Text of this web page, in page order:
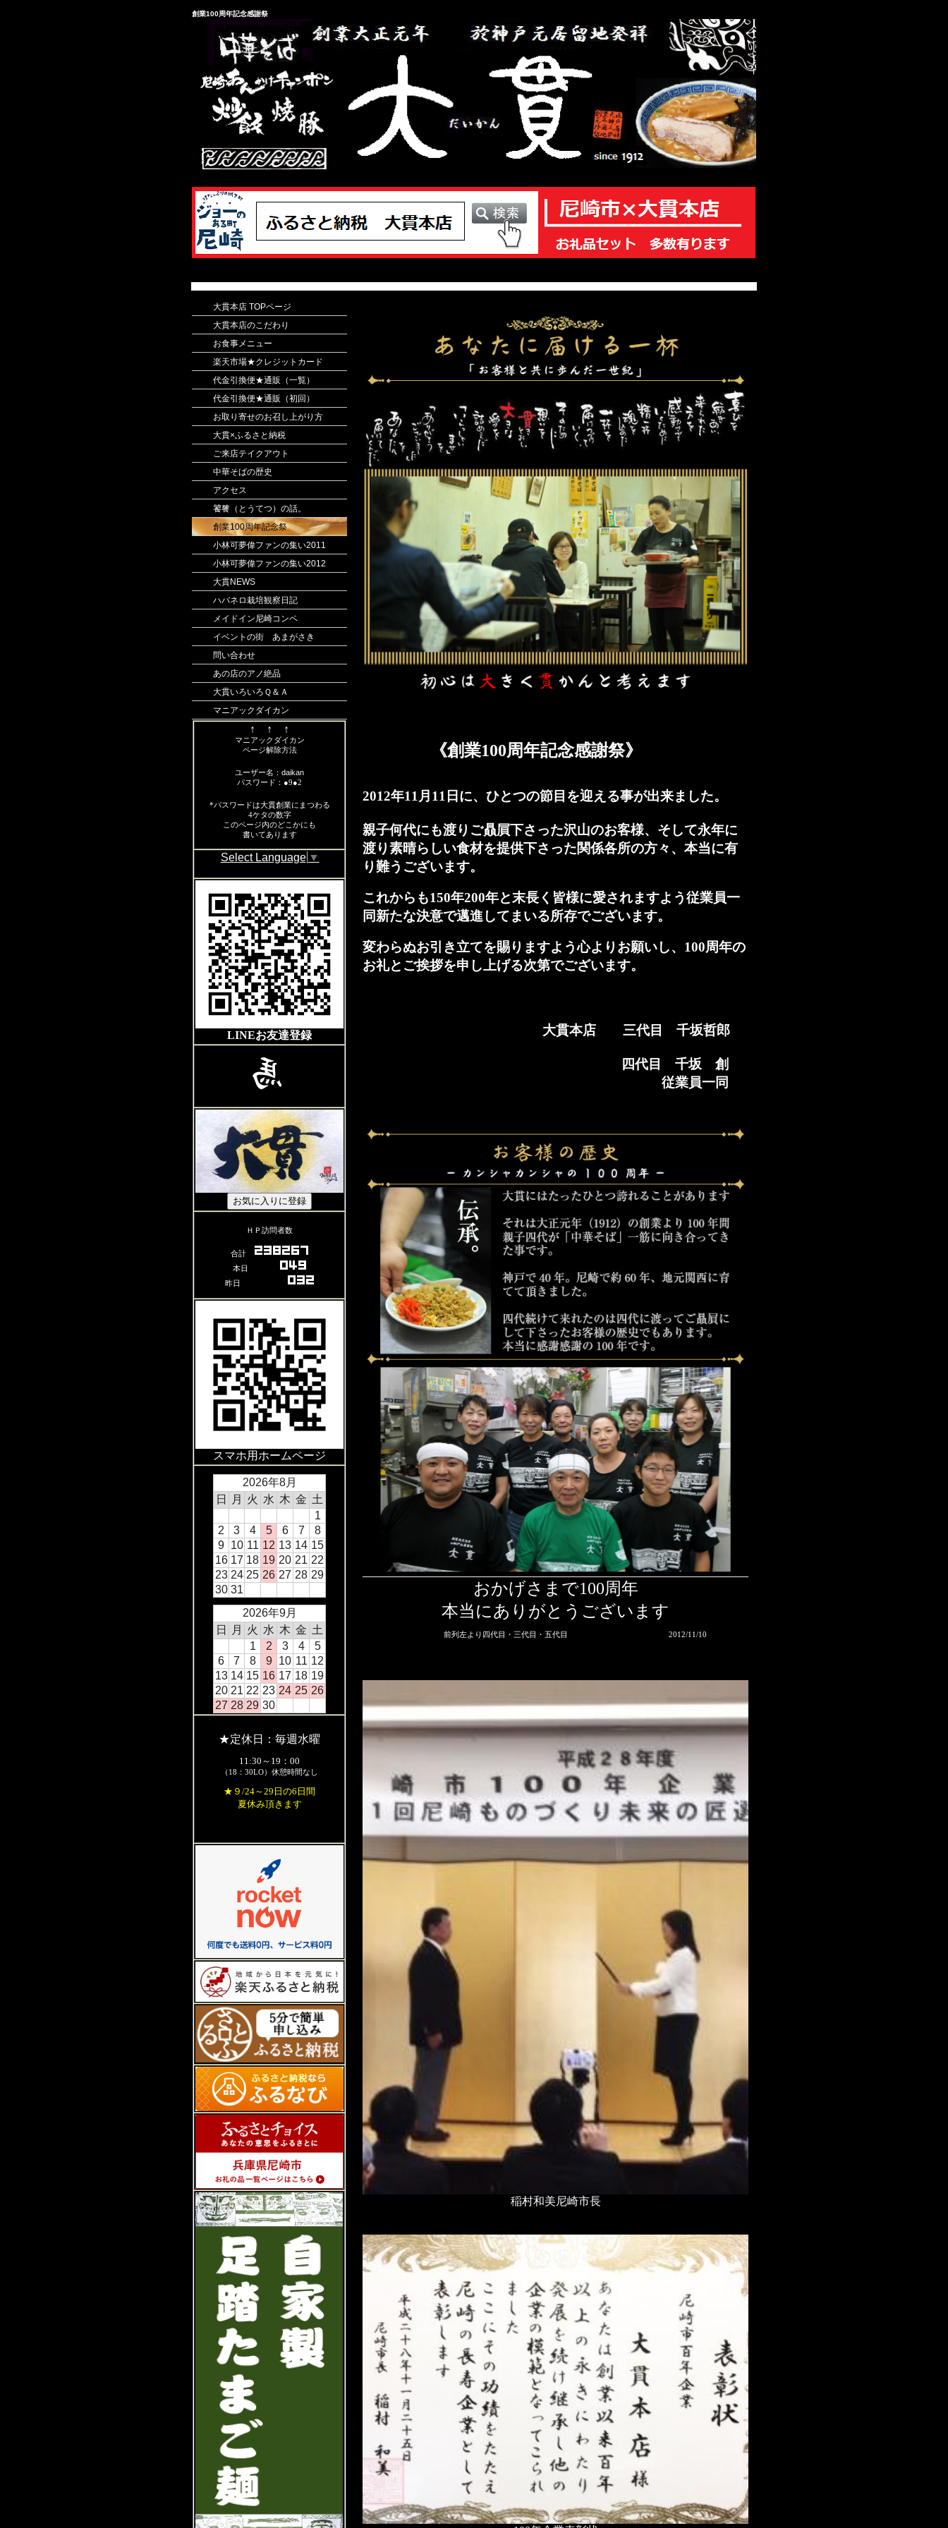
創業100周年記念感謝祭
《創業100周年記念感謝祭》
2012年11月11日に、ひとつの節目を迎える事が出来ました。
親子何代にも渡りご贔屓下さった沢山のお客様、そして永年に
渡り素晴らしい食材を提供下さった関係各所の方々、本当に有
り難うございます。
これからも150年200年と末長く皆様に愛されますよう従業員一
同新たな決意で邁進してまいる所存でございます。
変わらぬお引き立てを賜りますよう心よりお願いし、100周年の
お礼とご挨拶を申し上げる次第でございます。
大貫本店 三代目 千坂哲郎
四代目 千坂 創
従業員一同
おかげさまで100周年
本当にありがとうございます
前列左より四代目・三代目・五代目 2012/11/10
稲村和美尼崎市長
大貫本店 TOPページ
大貫本店のこだわり
お食事メニュー
楽天市場★クレジットカード
代金引換便★通販（一覧）
代金引換便★通販（初回）
お取り寄せのお召し上がり方
大貫×ふるさと納税
ご来店テイクアウト
中華そばの歴史
アクセス
饕餮（とうてつ）の話。
創業100周年記念祭
小林可夢偉ファンの集い2011
小林可夢偉ファンの集い2012
大貫NEWS
ハバネロ栽培観察日記
メイドイン尼崎コンペ
イベントの街 あまがさき
問い合わせ
あの店のアノ絶品
大貫いろいろＱ＆Ａ
マニアックダイカン
↑ ↑ ↑
マニアックダイカン
ページ解除方法
ユーザー名： daikan
パスワード：●9●2
*パスワードは大貫創業にまつわる
4ケタの数字
このページ内のどこかにも
書いてあります
Select Language ▼
LINEお友達登録
ＨＰ訪問者数
合計
本日
昨日
スマホ用ホームページ
2026年8月
日
月 火 水 木 金 土
1
2
3 4 5 6 7
8
9 10 11 12 13 14 15
16 17 18 19 20 21 22
23 24 25 26 27 28 29
30 31
2026年9月
日
月 火 水 木 金 土
1
2 3 4
5
6
7 8 9 10 11 12
13 14 15 16 17 18 19
20 21 22 23 24 25 26
27 28 29 30
★定休日：毎週水曜
11:30～19：00
（18：30LO）休憩時間なし
★９/24～29日の6日間
夏休み頂きます